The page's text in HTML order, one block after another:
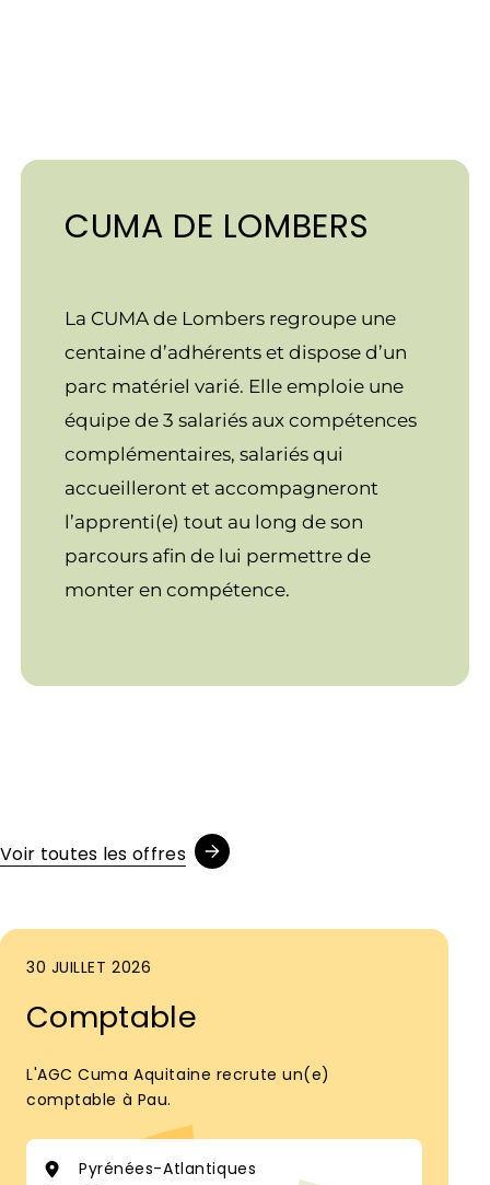
CUMA DE LOMBERS
La CUMA de Lombers regroupe une
centaine d’adhérents et dispose d’un
parc matériel varié. Elle emploie une
équipe de 3 salariés aux compétences
complémentaires, salariés qui
accueilleront et accompagneront
l’apprenti(e) tout au long de son
parcours afin de lui permettre de
monter en compétence.
Voir toutes les offres
30 JUILLET 2026
Comptable
L'AGC Cuma Aquitaine recrute un(e)
comptable à Pau.
Pyrénées-Atlantiques